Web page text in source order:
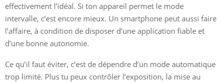
effectivement l’idéal. Si ton appareil permet le mode
intervalle, c’est encore mieux. Un smartphone peut aussi faire
l’affaire, à condition de disposer d’une application fiable et
d’une bonne autonomie.
Ce qu’il faut éviter, c’est de dépendre d’un mode automatique
trop limité. Plus tu peux contrôler l’exposition, la mise au